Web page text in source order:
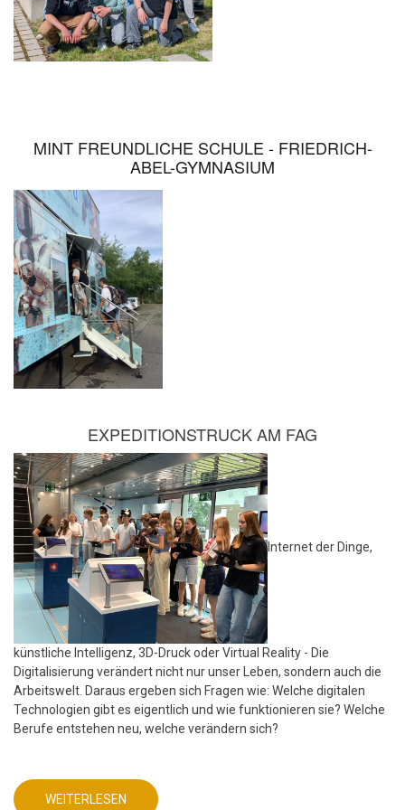
MINT FREUNDLICHE SCHULE - FRIEDRICH-
ABEL-GYMNASIUM
EXPEDITIONSTRUCK AM FAG
Internet der Dinge,
künstliche Intelligenz, 3D-Druck oder Virtual Reality - Die
Digitalisierung verändert nicht nur unser Leben, sondern auch die
Arbeitswelt. Daraus ergeben sich Fragen wie: Welche digitalen
Technologien gibt es eigentlich und wie funktionieren sie? Welche
Berufe entstehen neu, welche verändern sich?
WEITERLESEN
ÜBER